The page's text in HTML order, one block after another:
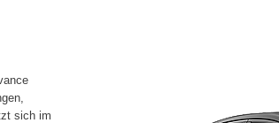
sich im